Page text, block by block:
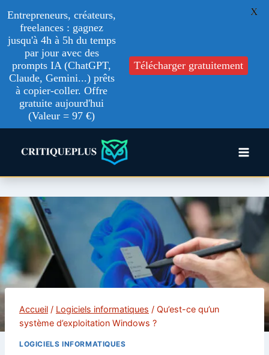
Accueil / Logiciels informatiques / Qu’est-ce qu’un
système d’exploitation Windows ?
LOGICIELS INFORMATIQUES
Entrepreneurs, créateurs,
freelances : gagnez
jusqu'à 4h à 5h du temps
par jour avec des
prompts IA (ChatGPT,
Claude, Gemini...) prêts
à copier-coller. Offre
gratuite aujourd'hui
(Valeur = 97 €)
Télécharger gratuitement
X